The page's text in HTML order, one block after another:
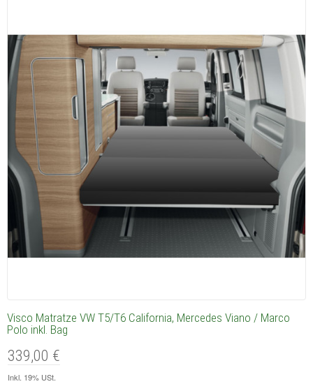
Visco Matratze VW T5/T6 California, Mercedes Viano / Marco
Polo inkl. Bag
339,00 €
Inkl. 19% USt.